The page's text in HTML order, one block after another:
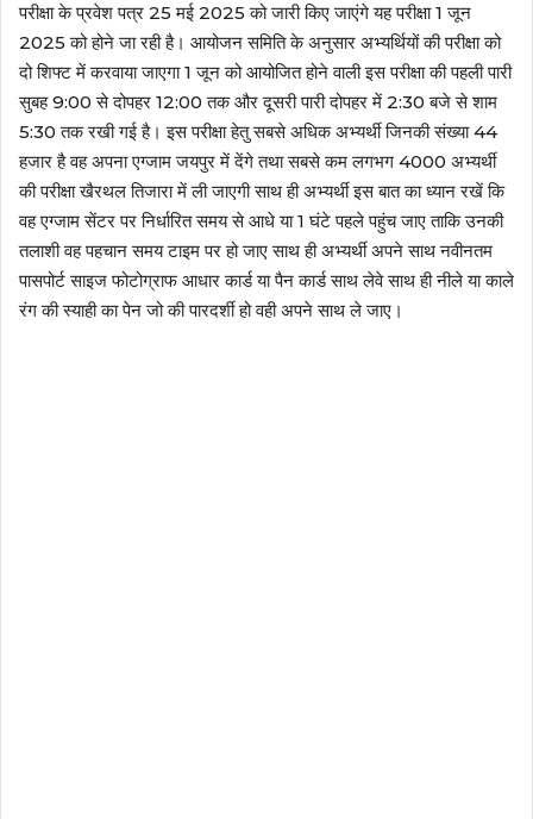
परीक्षा के प्रवेश पत्र 25 मई 2025 को जारी किए जाएंगे यह परीक्षा 1 जून
2025 को होने जा रही है। आयोजन समिति के अनुसार अभ्यर्थियों की परीक्षा को
दो शिफ्ट में करवाया जाएगा 1 जून को आयोजित होने वाली इस परीक्षा की पहली पारी
सुबह 9:00 से दोपहर 12:00 तक और दूसरी पारी दोपहर में 2:30 बजे से शाम
5:30 तक रखी गई है। इस परीक्षा हेतु सबसे अधिक अभ्यर्थी जिनकी संख्या 44
हजार है वह अपना एग्जाम जयपुर में देंगे तथा सबसे कम लगभग 4000 अभ्यर्थी
की परीक्षा खैरथल तिजारा में ली जाएगी साथ ही अभ्यर्थी इस बात का ध्यान रखें कि
वह एग्जाम सेंटर पर निर्धारित समय से आधे या 1 घंटे पहले पहुंच जाए ताकि उनकी
तलाशी वह पहचान समय टाइम पर हो जाए साथ ही अभ्यर्थी अपने साथ नवीनतम
पासपोर्ट साइज फोटोग्राफ आधार कार्ड या पैन कार्ड साथ लेवे साथ ही नीले या काले
रंग की स्याही का पेन जो की पारदर्शी हो वही अपने साथ ले जाए।